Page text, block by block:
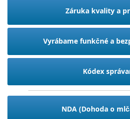
Záruka kvality a
Vyrábame funkčné a
Kódex
NDA (Dohoda o